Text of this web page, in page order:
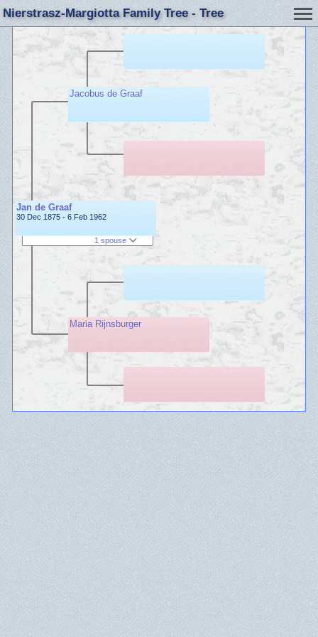
Nierstrasz-Margiotta Family Tree - Tree
Jan de Graaf
30 Dec 1875 - 6 Feb 1962
1 spouse
Jacobus de Graaf
Maria Rijnsburger